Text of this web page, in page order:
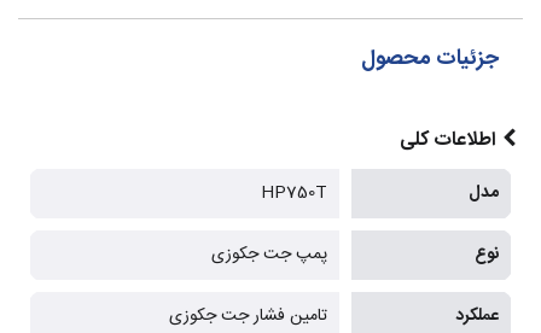
جزئیات محصول
اطلاعات کلی
مدل HP750T
نوع پمپ جت جکوزی
عملکرد تامین فشار جت جکوزی